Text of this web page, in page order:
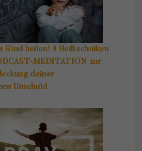
Kind heilen! 4 Heiltechniken
MEDITATION zur
deiner
Unschuld